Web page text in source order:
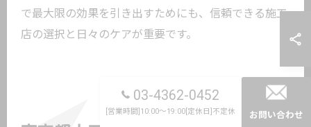
で最大限の効果を引き出すためにも、信頼できる施工
店の選択と日々のケアが重要です。
03-4362-0452
[営業時間]10:00～19:00[定休日]不定休 お問い合わせ